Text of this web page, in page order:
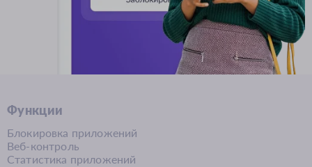
Функции
Блокировка приложений
Веб-контроль
Статистика приложений